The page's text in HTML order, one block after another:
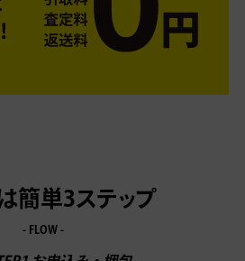
簡単3ステップ
- FLOW -